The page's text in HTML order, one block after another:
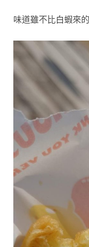
味道雖不比白蝦來